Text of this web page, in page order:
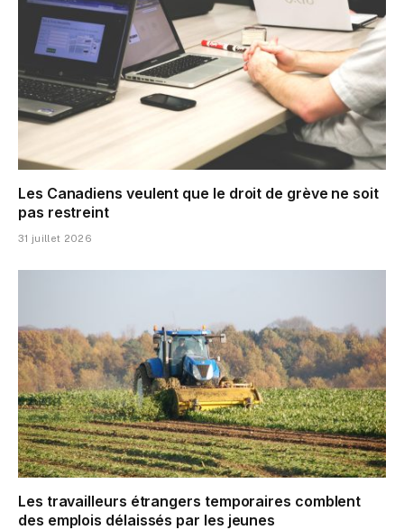
Les Canadiens veulent que le droit de grève ne soit
pas restreint
31 juillet 2026
Les travailleurs étrangers temporaires comblent
des emplois délaissés par les jeunes